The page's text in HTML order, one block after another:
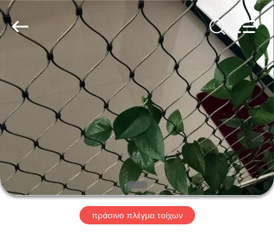
ΣΠΊΤΙ
ΠΡΟΪΌΝΤΑ
ΠΕΡΊΠΟΥ
ΕΜΕΊΣ
ΓΎΡΟΣ
ΕΡΓΟΣΤΑΣΊΩΝ
Yuntong
Metal
Mesh
Co.,
Ltd..
πράσινο πλέγμα τοίχων